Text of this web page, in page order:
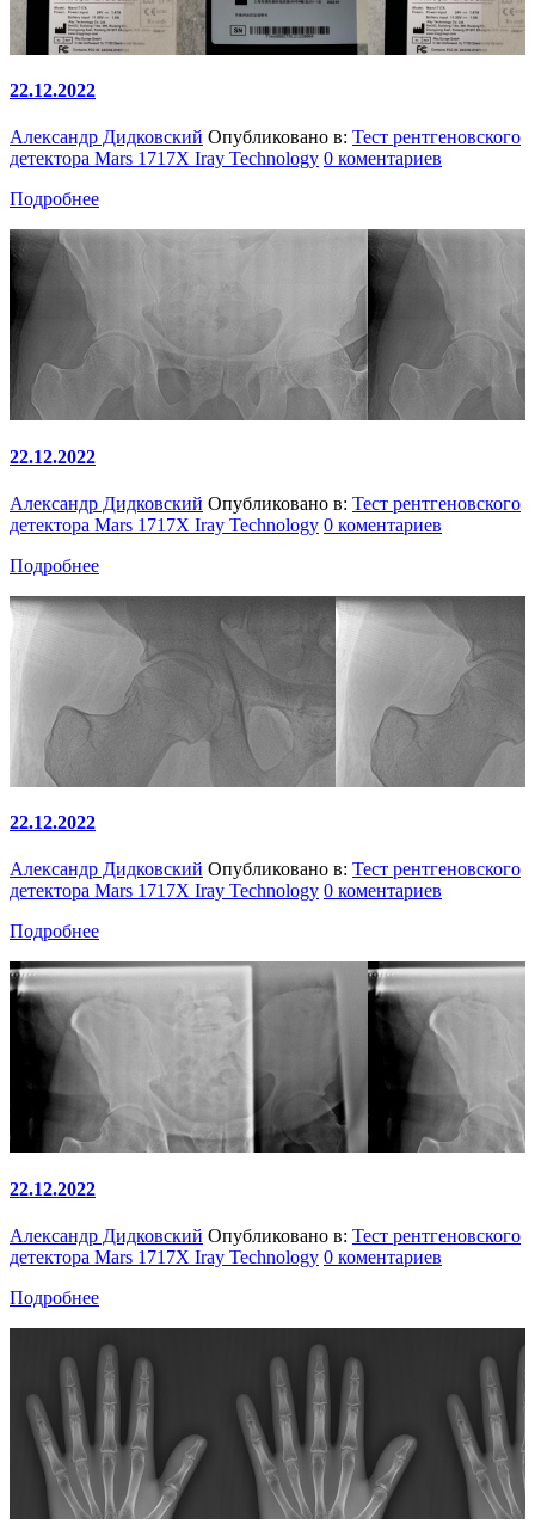
22.12.2022
Александр Дидковский Опубликовано в: Тест рентгеновского
детектора Mars 1717X Iray Technology 0 коментариев
Подробнее
22.12.2022
Александр Дидковский Опубликовано в: Тест рентгеновского
детектора Mars 1717X Iray Technology 0 коментариев
Подробнее
22.12.2022
Александр Дидковский Опубликовано в: Тест рентгеновского
детектора Mars 1717X Iray Technology 0 коментариев
Подробнее
22.12.2022
Александр Дидковский Опубликовано в: Тест рентгеновского
детектора Mars 1717X Iray Technology 0 коментариев
Подробнее